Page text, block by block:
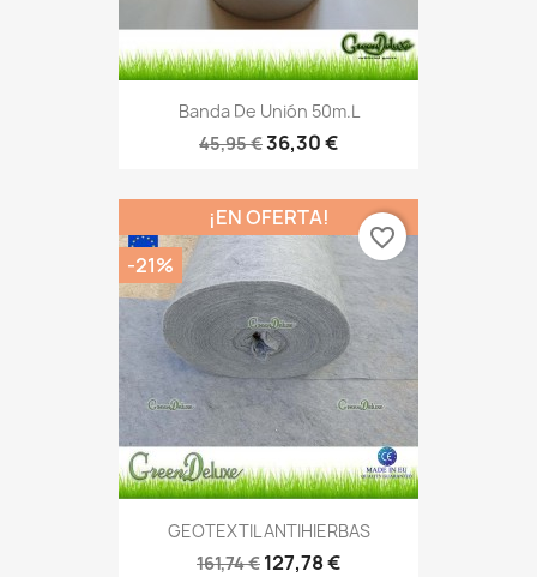
Banda De Unión 50m.l
45,95 €36,30 €
GEOTEXTIL ANTIHIERBAS
161,74 € 127,78 €
¡EN OFERTA!
-21%
favorite_border